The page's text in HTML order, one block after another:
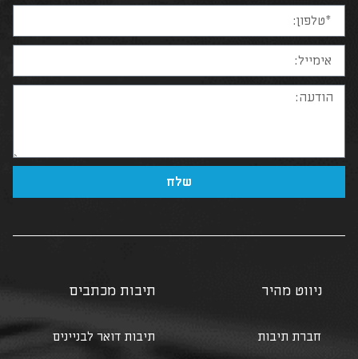
שלח
ניווט מהיר
חברת תיבות
תיבות מכתבים
תיבות דואר לבניינים